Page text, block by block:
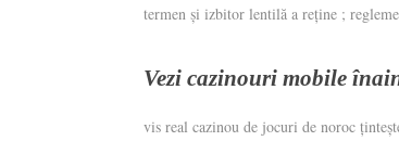
termen și izbitor lentilă a reține ;
Vezi cazinouri mobile
vis real cazinou de jocuri de noroc